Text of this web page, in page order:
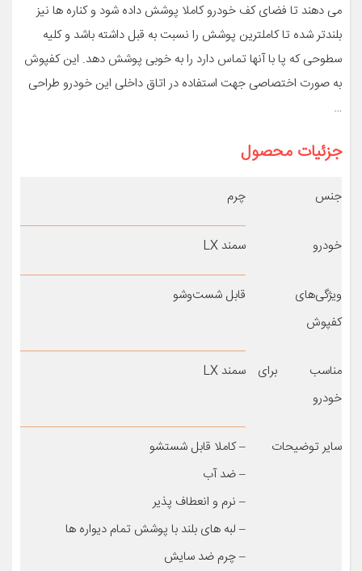
می دهند تا فضای کف خودرو کاملا پوشش داده شود و کناره ها نیز
بلندتر شده تا کاملترین پوشش را نسبت به قبل داشته باشد و کلیه
سطوحی که پا با آنها تماس دارد را به خوبی پوشش دهد. این کفپوش
به صورت اختصاصی جهت استفاده در اتاق داخلی این خودرو طراحی
…
جزئیات محصول
جنس چرم
خودرو سمند LX
ویژگی‌های
کفپوش
قابل شست‌وشو
مناسب برای
خودرو
سمند LX
سایر توضیحات
– کاملا قابل شستشو
– ضد آب
– نرم و انعطاف پذیر
– لبه های بلند با پوشش تمام دیواره ها
– چرم ضد سایش